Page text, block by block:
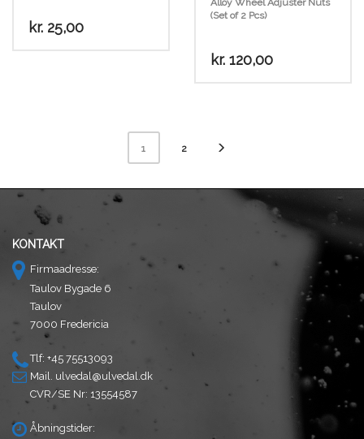
kr. 25,00
Alloy Wheel Adjuster Nuts
(Set of 2 Pcs)
kr. 120,00
1 2
KONTAKT
Firmaadresse:
Taulov Bygade 6
Taulov
7000 Fredericia
Tlf: +45 75513093
Mail. ulvedal@ulvedal.dk
CVR/SE Nr: 13554587
Åbningstider: